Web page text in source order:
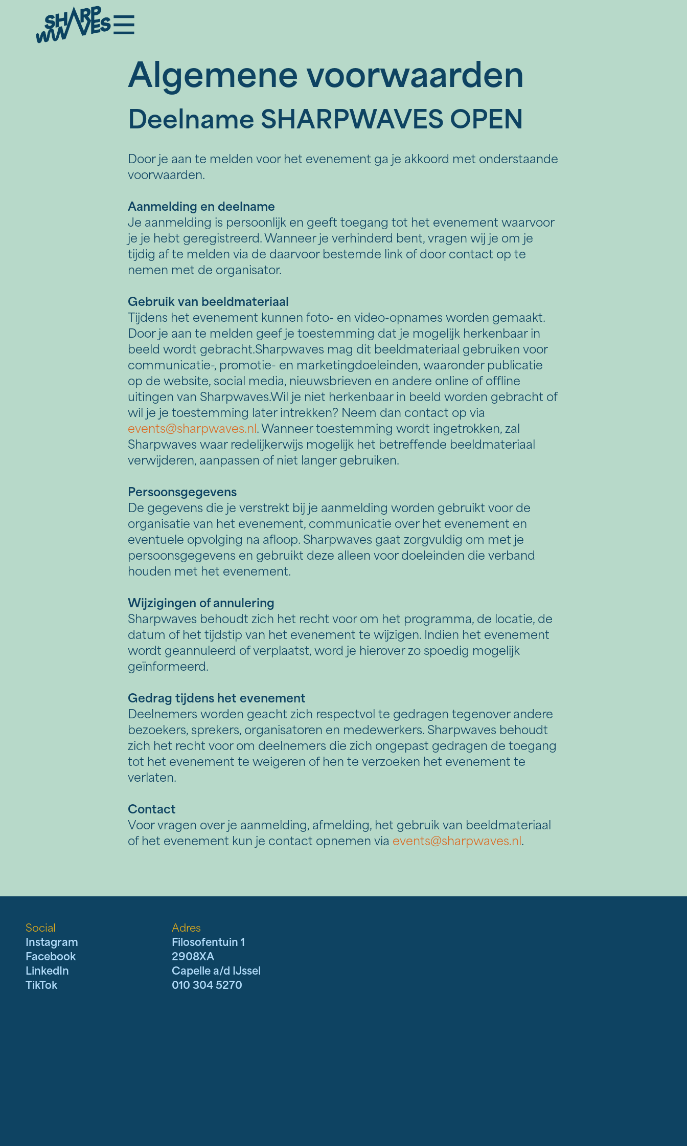
‣
Online Marketing
Offline Marketing
Contentcreatie
Algemene voorwaarden
Deelname SHARPWAVES OPEN
Door je aan te melden voor het evenement ga je akkoord met onderstaande
voorwaarden.
Aanmelding en deelname
Je aanmelding is persoonlijk en geeft toegang tot het evenement waarvoor
je je hebt geregistreerd. Wanneer je verhinderd bent, vragen wij je om je
tijdig af te melden via de daarvoor bestemde link of door contact op te
nemen met de organisator.
Gebruik van beeldmateriaal
Tijdens het evenement kunnen foto- en video-opnames worden gemaakt.
Door je aan te melden geef je toestemming dat je mogelijk herkenbaar in
beeld wordt gebracht.Sharpwaves mag dit beeldmateriaal gebruiken voor
communicatie-, promotie- en marketingdoeleinden, waaronder publicatie
op de website, social media, nieuwsbrieven en andere online of offline
uitingen van Sharpwaves.Wil je niet herkenbaar in beeld worden gebracht of
wil je je toestemming later intrekken? Neem dan contact op via
events@sharpwaves.nl. Wanneer toestemming wordt ingetrokken, zal
Sharpwaves waar redelijkerwijs mogelijk het betreffende beeldmateriaal
verwijderen, aanpassen of niet langer gebruiken.
Persoonsgegevens
De gegevens die je verstrekt bij je aanmelding worden gebruikt voor de
organisatie van het evenement, communicatie over het evenement en
eventuele opvolging na afloop. Sharpwaves gaat zorgvuldig om met je
persoonsgegevens en gebruikt deze alleen voor doeleinden die verband
houden met het evenement.
Wijzigingen of annulering
Sharpwaves behoudt zich het recht voor om het programma, de locatie, de
datum of het tijdstip van het evenement te wijzigen. Indien het evenement
wordt geannuleerd of verplaatst, word je hierover zo spoedig mogelijk
geïnformeerd.
Gedrag tijdens het evenement
Deelnemers worden geacht zich respectvol te gedragen tegenover andere
bezoekers, sprekers, organisatoren en medewerkers. Sharpwaves behoudt
zich het recht voor om deelnemers die zich ongepast gedragen de toegang
tot het evenement te weigeren of hen te verzoeken het evenement te
verlaten.
Contact
Voor vragen over je aanmelding, afmelding, het gebruik van beeldmateriaal
of het evenement kun je contact opnemen via events@sharpwaves.nl.
Social
Instagram
Facebook
LinkedIn
TikTok
Adres
Filosofentuin 1
2908XA
Capelle a/d IJssel
010 304 5270